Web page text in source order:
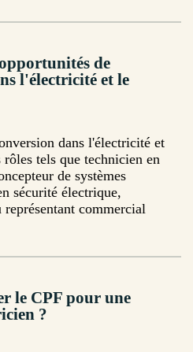
de
l'électricité et le
dans l'électricité et
tels que technicien en
de systèmes
sécurité électrique,
commercial
le CPF pour une
?